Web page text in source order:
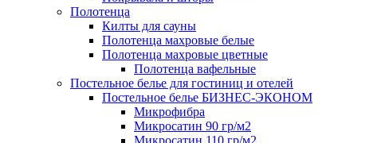
Полотенца
Килты для сауны
Полотенца махровые белые
Полотенца махровые цветные
Полотенца вафельные
Постельное белье для гостиниц и отелей
Постельное белье БИЗНЕС-ЭКОНОМ
Микрофибра
Микросатин 90 гр/м2
Микросатин 110 гр/м2